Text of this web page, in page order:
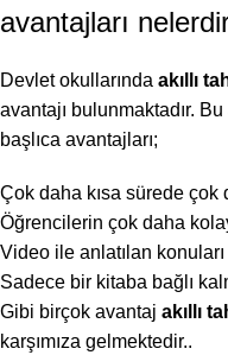
avantajları
Devlet okullarında akıllı
avantajı bulunmaktadır.
başlıca avantajları;
Çok daha kısa sürede çok
Öğrencilerin çok daha
Video ile anlatılan
Sadece bir kitaba bağlı
Gibi birçok avantaj akıllı
karşımıza gelmektedir..